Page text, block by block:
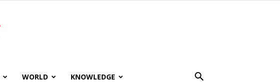
WORLD KNOWLEDGE